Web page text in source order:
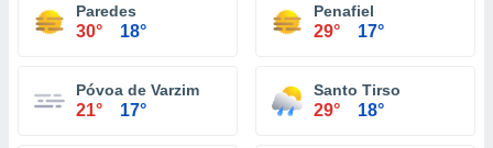
Paredes
30° 18°
Penafiel
29° 17°
Póvoa de Varzim
21° 17°
Santo Tirso
29° 18°